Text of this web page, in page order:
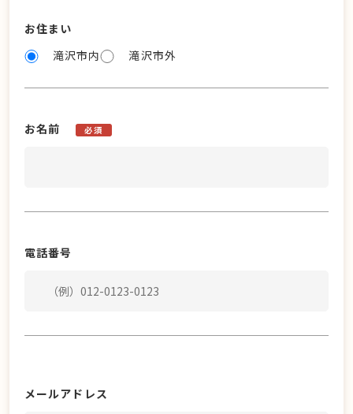
お住まい
滝沢市内
滝沢市外
お名前 必須
電話番号
メールアドレス